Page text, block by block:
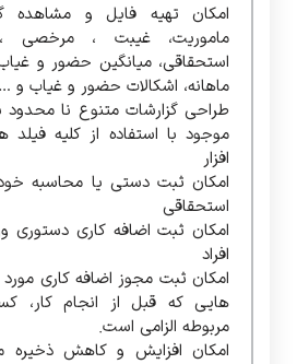
امکان تهیه فایل و مشاهده
ماموریت، غیبت ، مرخصی
استحقاقی، میانگین حضور و
ماهانه، اشکالات حضور و غیاب و …
طراحی گزارشات متنوع نا محدود
موجود با استفاده از کلیه
افزار
امکان ثبت دستی یا محاسبه
استحقاقی
امکان ثبت اضافه کاری دستوری
افراد
امکان ثبت مجوز اضافه کاری مورد
هایی که قبل از انجام کار،
مربوطه الزامی است.
امکان افزایش و کاهش ذخیره